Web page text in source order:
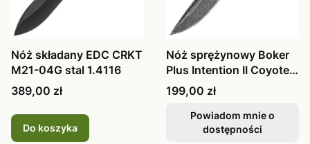
Nóż składany EDC CRKT
M21-04G stal 1.4116
Cena
389,00 zł
Do koszyka
Nóż sprężynowy Boker
Plus Intention II Coyote
01BO483
Cena
199,00 zł
Powiadom mnie o
dostępności